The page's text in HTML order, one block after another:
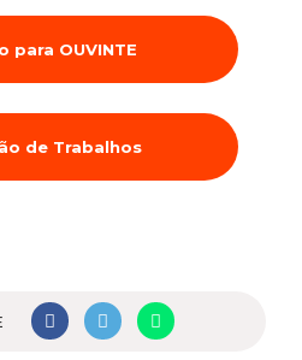
para OUVINTE
de Trabalhos